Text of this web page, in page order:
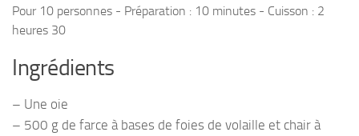
Pour 10 personnes - Préparation : 10 minutes - Cuisson : 2
heures 30
Ingrédients
– Une oie
– 500 g de farce à bases de foies de volaille et chair à